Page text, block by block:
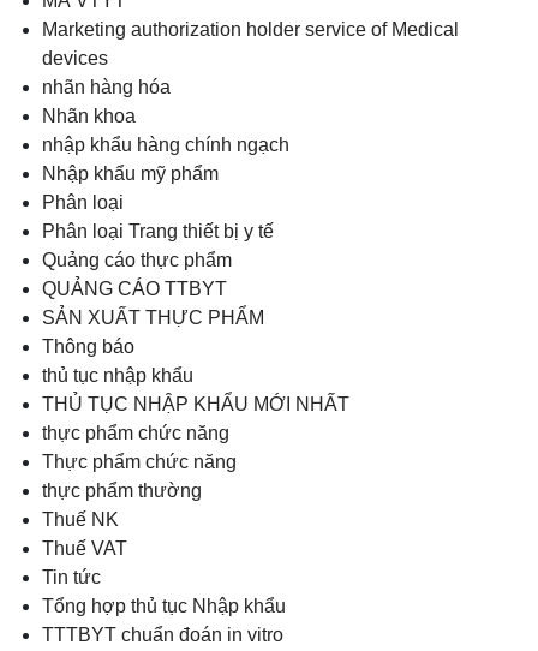
Marketing authorization holder service of Medical
devices
nhãn hàng hóa
Nhãn khoa
nhập khẩu hàng chính ngạch
Nhập khẩu mỹ phẩm
Phân loại
Phân loại Trang thiết bị y tế
Quảng cáo thực phẩm
QUẢNG CÁO TTBYT
SẢN XUẤT THỰC PHẨM
Thông báo
thủ tục nhập khẩu
THỦ TỤC NHẬP KHẨU MỚI NHẤT
thực phẩm chức năng
Thực phẩm chức năng
thực phẩm thường
Thuế NK
Thuế VAT
Tin tức
Tổng hợp thủ tục Nhập khẩu
TTTBYT chuẩn đoán in vitro